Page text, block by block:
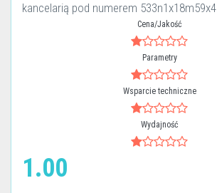
kancelarią pod numerem 533n1x18m59x4
Cena/Jakość
Parametry
Wsparcie techniczne
Wydajność
1.00